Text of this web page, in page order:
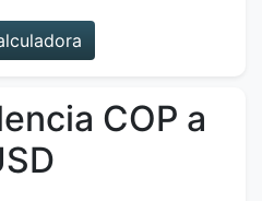
COP a